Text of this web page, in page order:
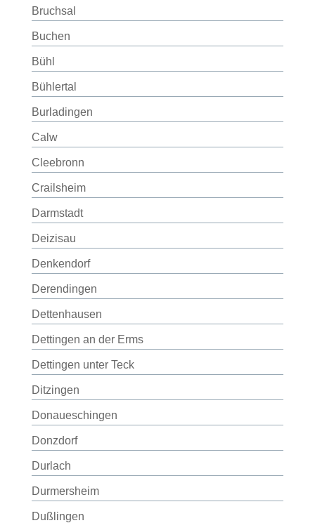
Bruchsal
Buchen
Bühl
Bühlertal
Burladingen
Calw
Cleebronn
Crailsheim
Darmstadt
Deizisau
Denkendorf
Derendingen
Dettenhausen
Dettingen an der Erms
Dettingen unter Teck
Ditzingen
Donaueschingen
Donzdorf
Durlach
Durmersheim
Dußlingen